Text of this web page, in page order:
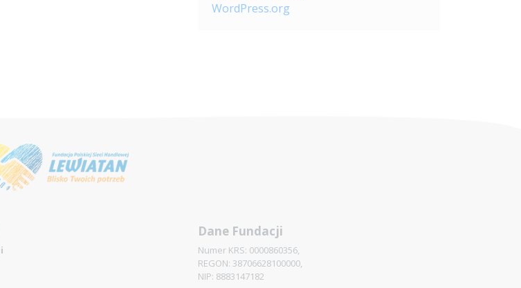
WordPress.org
Dane Fundacji
Numer KRS: 0000860356,
REGON: 38706628100000,
NIP: 8883147182